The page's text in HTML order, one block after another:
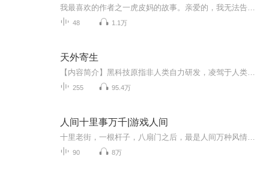
48 1.1万
天外寄生
255 95.4万
人间十里事万千|游戏人间
90 8万